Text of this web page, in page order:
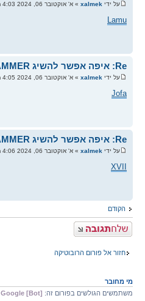
על ידי xalmek » א' אוקטובר 06, 2024 4:03 am
Lamu
Re: איפה אפשר להשיג CHIP PROGRAMMER?
על ידי xalmek » א' אוקטובר 06, 2024 4:05 am
Jofa
Re: איפה אפשר להשיג CHIP PROGRAMMER?
על ידי xalmek » א' אוקטובר 06, 2024 4:06 am
XVII
הקודם
פרסם תגובה
חזור אל פורום הרובוטיקה
מי מחובר
משתמשים הגולשים בפורום זה: Google [Bot]